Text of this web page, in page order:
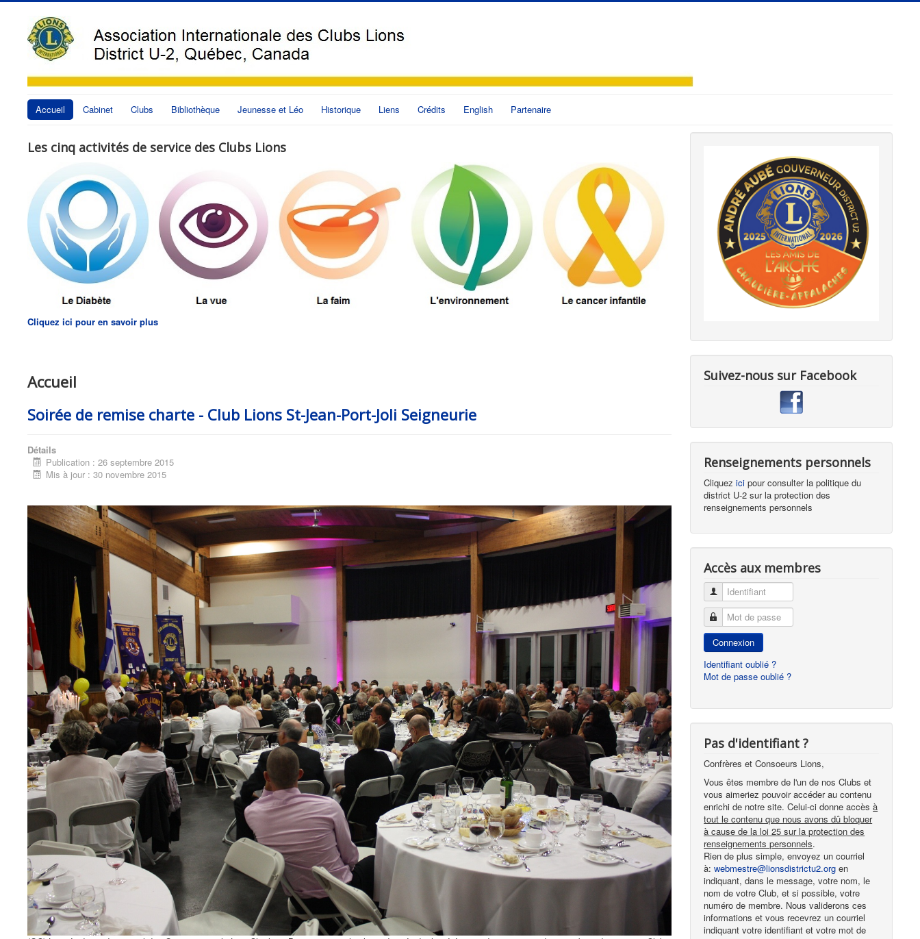
Accueil Cabinet Clubs Bibliothèque Jeunesse et Léo Historique Liens Crédits English Partenaire
Les cinq activités de service des Clubs Lions
Cliquez ici pour en savoir plus
Accueil
Soirée de remise charte - Club Lions St-Jean-Port-Joli Seigneurie
Détails
Publication : 26 septembre 2015
Mis à jour : 30 novembre 2015
Suivez-nous sur Facebook
Renseignements personnels
Cliquezici pour consulter la politique du
district U-2 sur la protection des
renseignements personnels
Accès aux membres
Identifiant
Mot de passe
Connexion
Identifiant oublié ?
Mot de passe oublié ?
Pas d'identifiant ?
Confrères et Consoeurs Lions,
Vous êtes membre de l'un de nos Clubs et
vous aimeriez pouvoir accéder au contenu
enrichi de notre site. Celui-ci donne accèsà
tout le contenu que nous avons dû bloquer
à cause de la loi 25 sur la protection des
renseignements personnels.
Rien de plus simple, envoyez un courriel
à:webmestre@lionsdistrictu2.orgen
indiquant, dans le message, votre nom, le
nom de votre Club, et si possible, votre
numéro de membre. Nous validerons ces
informations et vous recevrez un courriel
indiquant votre identifiant et votre mot de